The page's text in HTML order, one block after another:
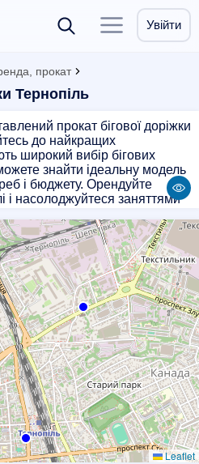
Увійти
прокат
Тернопіль
прокат бігової доріжки
до найкращих
широкий вибір бігових
знайти ідеальну модель
і бюджету. Орендуйте
і насолоджуйтеся заняттями
та професійний сервіс.
доріжок у Тернополі
способу проведення часу!
Leaflet